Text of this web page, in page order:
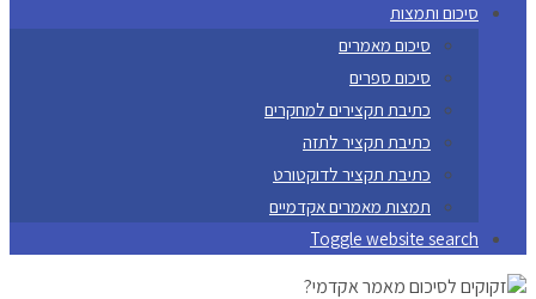
סיכום ותמצות
סיכום מאמרים
סיכום ספרים
כתיבת תקצירים למחקרים
כתיבת תקציר לתזה
כתיבת תקציר לדוקטורט
תמצות מאמרים אקדמיים
Toggle website search